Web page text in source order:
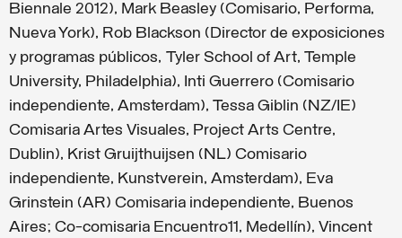
Biennale 2012), Mark Beasley (Comisario, Performa,
Nueva York), Rob Blackson (Director de exposiciones
y programas públicos, Tyler School of Art, Temple
University, Philadelphia), Inti Guerrero (Comisario
independiente, Amsterdam), Tessa Giblin (NZ/IE)
Comisaria Artes Visuales, Project Arts Centre,
Dublin), Krist Gruijthuijsen (NL) Comisario
independiente, Kunstverein, Amsterdam), Eva
Grinstein (AR) Comisaria independiente, Buenos
Aires; Co-comisaria Encuentro11, Medellín), Vincent